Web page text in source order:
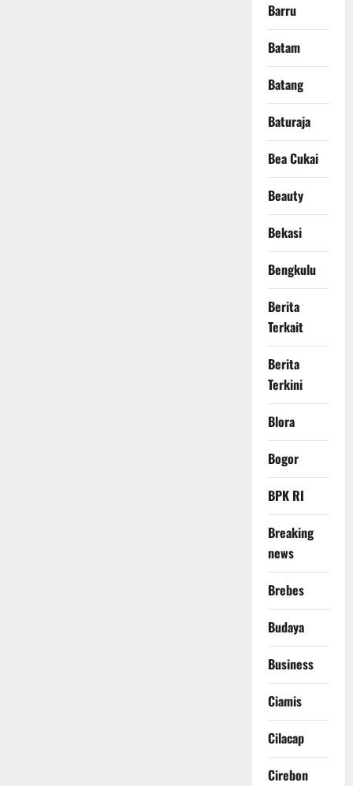
Barru
Batam
Batang
Baturaja
Bea Cukai
Beauty
Bekasi
Bengkulu
Berita
Terkait
Berita
Terkini
Blora
Bogor
BPK RI
Breaking
news
Brebes
Budaya
Business
Ciamis
Cilacap
Cirebon